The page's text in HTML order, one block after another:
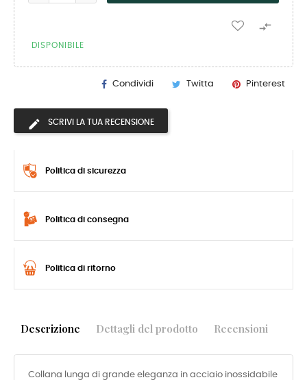

DISPONIBILE
Condividi Twitta Pinterest
SCRIVI LA TUA RECENSIONE
Politica di sicurezza
Politica di consegna
Politica di ritorno
Descrizione Dettagli del prodotto Recensioni
Collana lunga di grande eleganza in acciaio inossidabile